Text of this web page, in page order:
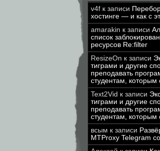
v4f к записи
хостинге — и как с
amarakin к записи
список
ресурсов Re:filter
ResizeOn к записи
тиграми и другие
преподавать
студентам, которым
Text2Vid к записи
тиграми и другие
преподавать
студентам, которым
всым к записи
MTProxy Telegram